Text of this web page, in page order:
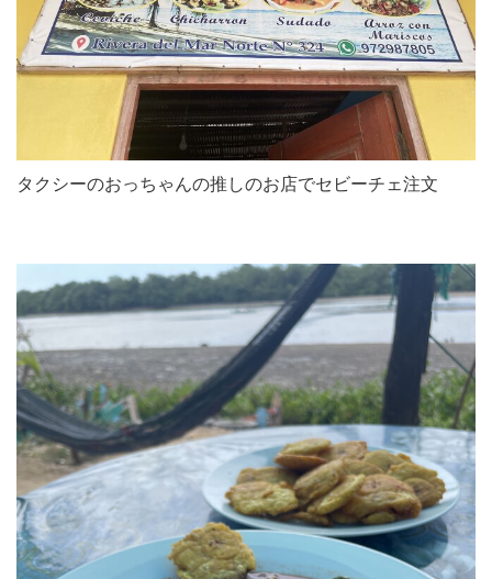
タクシーのおっちゃんの推しのお店でセビーチェ注文